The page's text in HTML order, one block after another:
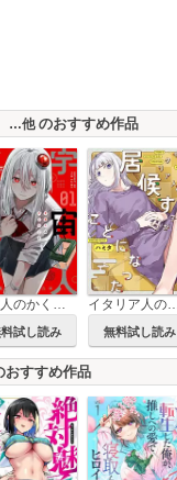
…他のおすすめ作品
宇宙人のかくしごと
試し読み 無料試し読み
おすすめ作品